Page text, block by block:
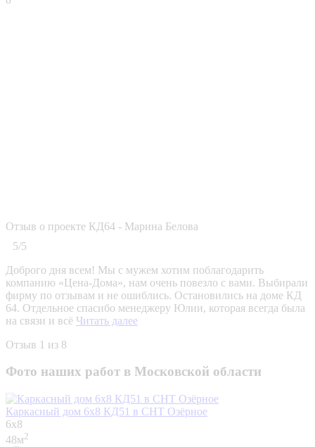
Отзыв о проекте КД64 - Марина Белова
5/5
Доброго дня всем! Мы с мужем хотим поблагодарить
компанию «Цена-Дома», нам очень повезло с вами. Выбирали
фирму по отзывам и не ошиблись. Остановились на доме КД
64. Отдельное спасибо менеджеру Юлии, которая всегда была
на связи и всё Читать далее
Отзыв 1 из 8
Фото наших работ в Московской области
Каркасный дом 6х8 КД51 в СНТ Озёрное
6x8
48м2